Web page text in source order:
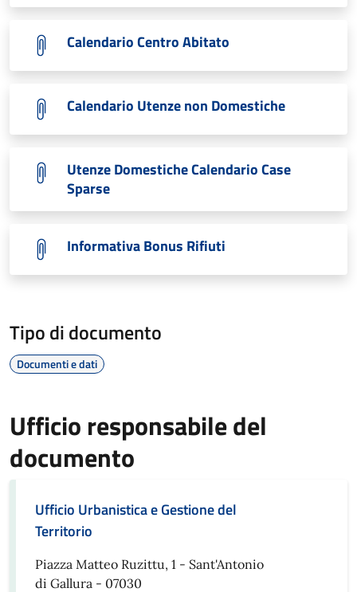
Calendario Centro Abitato
Calendario Utenze non Domestiche
Utenze Domestiche Calendario Case
Sparse
Informativa Bonus Rifiuti
Tipo di documento
Documenti e dati
Ufficio responsabile del
documento
Ufficio Urbanistica e Gestione del
Territorio
Piazza Matteo Ruzittu, 1 - Sant'Antonio
di Gallura - 07030